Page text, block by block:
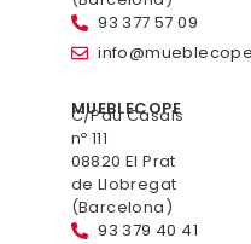
93 377 57 09
MUEBLECOPE
C/Pau Casals
nº 111
08820 El Prat
de Llobregat
(Barcelona)
93 379 40 41